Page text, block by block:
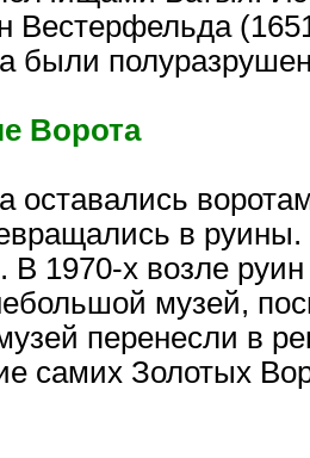
Вестерфельда
были
Ворота
оставались
в
В 1970-х возле
музей,
перенесли в
самих Золотых